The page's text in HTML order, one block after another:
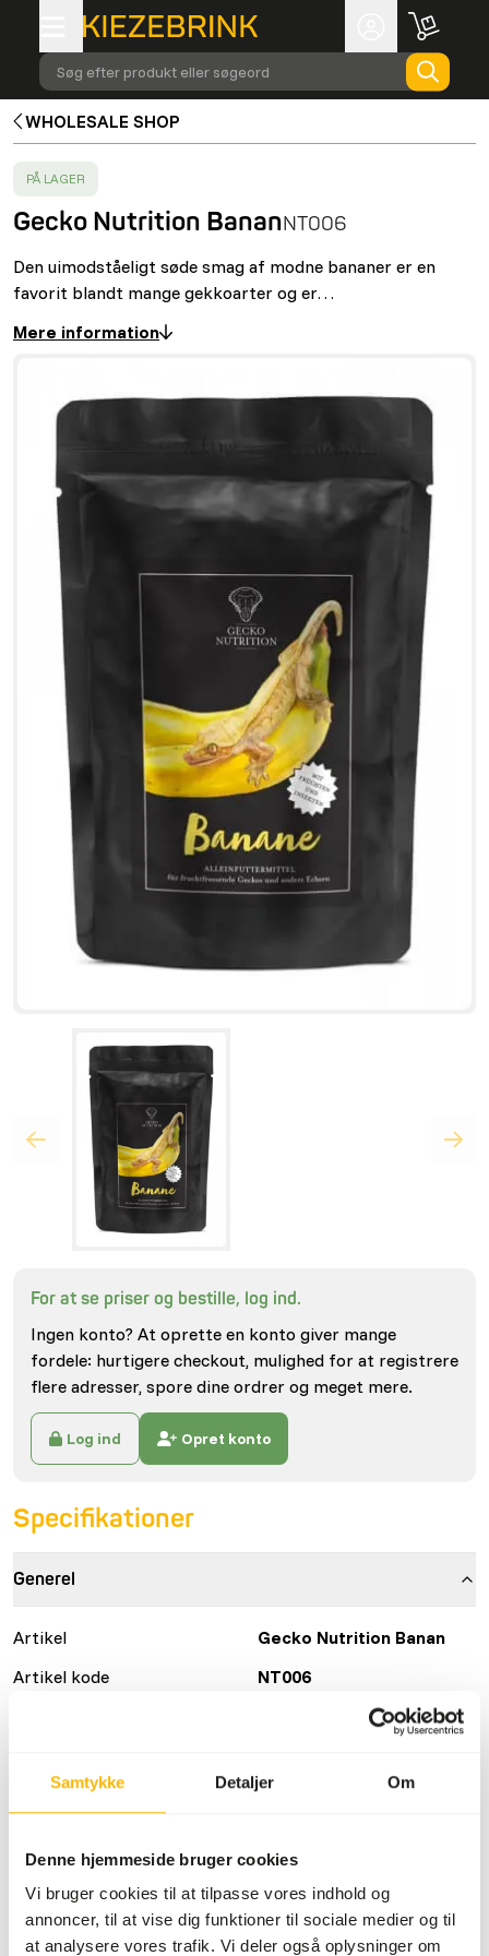
Samtykke Detaljer Om
Denne hjemmeside bruger cookies
Vi bruger cookies til at tilpasse vores indhold og
annoncer, til at vise dig funktioner til sociale medier og til
at analysere vores trafik. Vi deler også oplysninger om
Søg efter produkt eller søgeord
WHOLESALE SHOP
SUCCESS
PÅ LAGER
Gecko Nutrition BananNT006
Den uimodståeligt søde smag af modne bananer er en
favorit blandt mange gekkoarter og er…
Mere information
For at se priser og bestille, log ind.
Ingen konto? At oprette en konto giver mange
fordele: hurtigere checkout, mulighed for at registrere
flere adresser, spore dine ordrer og meget mere.
Log ind Opret konto
Specifikationer
Generel
Artikel
Gecko Nutrition Banan
Artikel kode
NT006
Sammensætning
38% banan, 11% insekter
(larver af sort soldatflue,
melorm, fårekylling),